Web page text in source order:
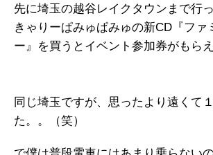
先に埼玉の越谷レイクタウンまで行
きゃりーぱみゅぱみゅの新CD『ファ
ー』を買うとイベント参加券がもら
同じ埼玉ですが、思ったより遠くて
た。。（笑）